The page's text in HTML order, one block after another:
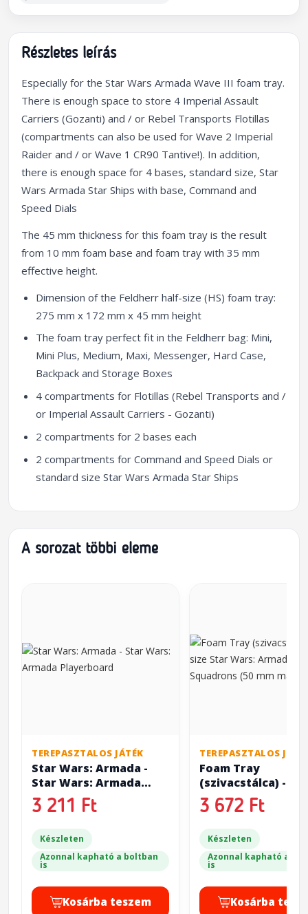
Részletes leírás
Especially for the Star Wars Armada Wave III foam tray.
There is enough space to store 4 Imperial Assault
Carriers (Gozanti) and / or Rebel Transports Flotillas
(compartments can also be used for Wave 2 Imperial
Raider and / or Wave 1 CR90 Tantive!). In addition,
there is enough space for 4 bases, standard size, Star
Wars Armada Star Ships with base, Command and
Speed Dials
The 45 mm thickness for this foam tray is the result
from 10 mm foam base and foam tray with 35 mm
effective height.
Dimension of the Feldherr half-size (HS) foam tray:
275 mm x 172 mm x 45 mm height
The foam tray perfect fit in the Feldherr bag: Mini,
Mini Plus, Medium, Maxi, Messenger, Hard Case,
Backpack and Storage Boxes
4 compartments for Flotillas (Rebel Transports and /
or Imperial Assault Carriers - Gozanti)
2 compartments for 2 bases each
2 compartments for Command and Speed Dials or
standard size Star Wars Armada Star Ships
A sorozat többi eleme
TEREPASZTALOS JÁTÉK
Star Wars: Armada -
Star Wars: Armada
Playerboard
3 211 Ft
Készleten
Azonnal kapható a boltban
is
Kosárba teszem
TEREPASZTALOS
Foam Tray
(szivacstálca) -
size Star Wars:
12x Squadrons (50
3 672 Ft
Készleten
Azonnal kapható a
is
Kosárba